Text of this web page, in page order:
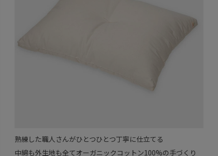
熟練した職人さんがひとつひとつ丁寧に仕立てる
中綿も外生地も全てオーガニックコットン100%の手づくり